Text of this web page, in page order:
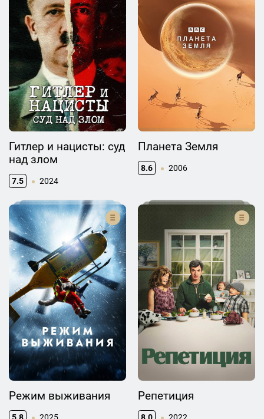
Гитлер и нацисты: суд
над злом
7.5 2024
Планета Земля
8.6 2006
Режим выживания Репетиция